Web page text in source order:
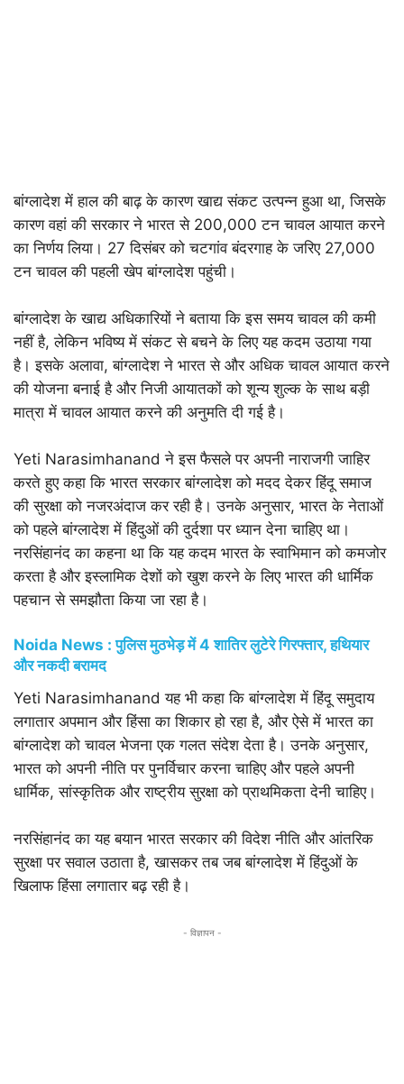
बांग्लादेश में हाल की बाढ़ के कारण खाद्य संकट उत्पन्न हुआ था, जिसके
कारण वहां की सरकार ने भारत से 200,000 टन चावल आयात करने
का निर्णय लिया। 27 दिसंबर को चटगांव बंदरगाह के जरिए 27,000
टन चावल की पहली खेप बांग्लादेश पहुंची।
बांग्लादेश के खाद्य अधिकारियों ने बताया कि इस समय चावल की कमी
नहीं है, लेकिन भविष्य में संकट से बचने के लिए यह कदम उठाया गया
है। इसके अलावा, बांग्लादेश ने भारत से और अधिक चावल आयात करने
की योजना बनाई है और निजी आयातकों को शून्य शुल्क के साथ बड़ी
मात्रा में चावल आयात करने की अनुमति दी गई है।
Yeti Narasimhanand ने इस फैसले पर अपनी नाराजगी जाहिर
करते हुए कहा कि भारत सरकार बांग्लादेश को मदद देकर हिंदू समाज
की सुरक्षा को नजरअंदाज कर रही है। उनके अनुसार, भारत के नेताओं
को पहले बांग्लादेश में हिंदुओं की दुर्दशा पर ध्यान देना चाहिए था।
नरसिंहानंद का कहना था कि यह कदम भारत के स्वाभिमान को कमजोर
करता है और इस्लामिक देशों को खुश करने के लिए भारत की धार्मिक
पहचान से समझौता किया जा रहा है।
Noida News : पुलिस मुठभेड़ में 4 शातिर लुटेरे गिरफ्तार, हथियार
और नकदी बरामद
Yeti Narasimhanand यह भी कहा कि बांग्लादेश में हिंदू समुदाय
लगातार अपमान और हिंसा का शिकार हो रहा है, और ऐसे में भारत का
बांग्लादेश को चावल भेजना एक गलत संदेश देता है। उनके अनुसार,
भारत को अपनी नीति पर पुनर्विचार करना चाहिए और पहले अपनी
धार्मिक, सांस्कृतिक और राष्ट्रीय सुरक्षा को प्राथमिकता देनी चाहिए।
नरसिंहानंद का यह बयान भारत सरकार की विदेश नीति और आंतरिक
सुरक्षा पर सवाल उठाता है, खासकर तब जब बांग्लादेश में हिंदुओं के
खिलाफ हिंसा लगातार बढ़ रही है।
- विज्ञापन -